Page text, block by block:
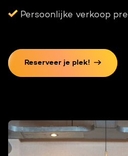
Persoonlijke verkoop
Reserveer je plek!